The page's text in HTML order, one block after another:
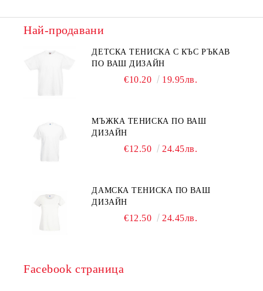
Най-продавани
ДЕТСКА ТЕНИСКА С КЪС РЪКАВ
ПО ВАШ ДИЗАЙН
€10.20 19.95лв.
МЪЖКА ТЕНИСКА ПО ВАШ
ДИЗАЙН
€12.50 24.45лв.
ДАМСКА ТЕНИСКА ПО ВАШ
ДИЗАЙН
€12.50 24.45лв.
Facebook страница